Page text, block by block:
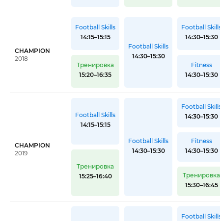
CHAMPION
2018
Football Skills
14:15–15:15
Тренировка
15:20–16:35
Football Skills
14:30–15:30
Football
14:30–15:30
Fitness
14:30–15:30
CHAMPION
2019
Football Skills
14:15–15:15
Тренировка
15:25–16:40
Football Skills
14:30–15:30
Football
14:30–15:30
Fitness
14:30–15:30
Тренировка
15:30–16:45
Football